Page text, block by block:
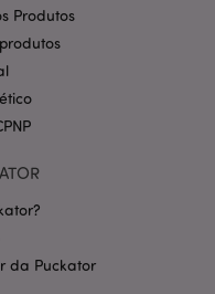
Produtos
da Puckator
Provider